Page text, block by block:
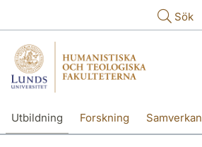
Sök
Utbildning Forskning Samverkan